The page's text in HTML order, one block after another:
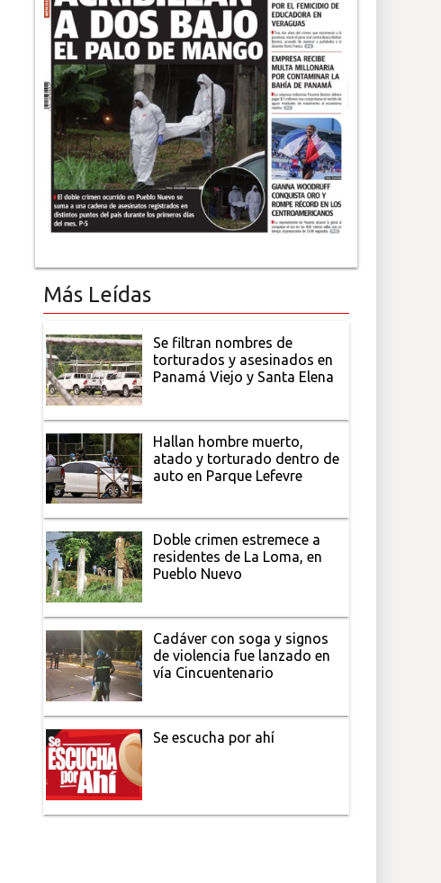
Más Leídas
Se filtran nombres de
torturados y asesinados en
Panamá Viejo y Santa Elena
Hallan hombre muerto,
atado y torturado dentro de
auto en Parque Lefevre
Doble crimen estremece a
residentes de La Loma, en
Pueblo Nuevo
Cadáver con soga y signos
de violencia fue lanzado en
vía Cincuentenario
Se escucha por ahí